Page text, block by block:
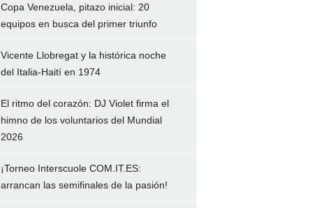
Copa Venezuela, pitazo inicial: 20
equipos en busca del primer triunfo
Vicente Llobregat y la histórica noche
del Italia-Haití en 1974
El ritmo del corazón: DJ Violet firma el
himno de los voluntarios del Mundial
2026
¡Torneo Interscuole COM.IT.ES:
arrancan las semifinales de la pasión!